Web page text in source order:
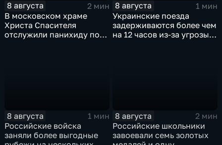
8 августа
2 мин
В московском храме
Христа Спасителя
отслужили панихиду по
8 августа
1 мин
Украинские поезда
задерживаются более чем
на 12 часов из-за угрозы
8 августа
1 мин
Российские войска
заняли более выгодные
8 августа
2 мин
Российские школьники
завоевали семь золотых